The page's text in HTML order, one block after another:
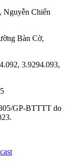
, Nguyễn Chiến
Bàn Cờ,
3.9294.093,
GP-BTTTT do